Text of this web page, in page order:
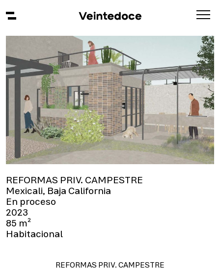
REFORMAS PRIV. CAMPESTRE
Mexicali, Baja California
En proceso
2023
85 m²
Habitacional
REFORMAS PRIV. CAMPESTRE